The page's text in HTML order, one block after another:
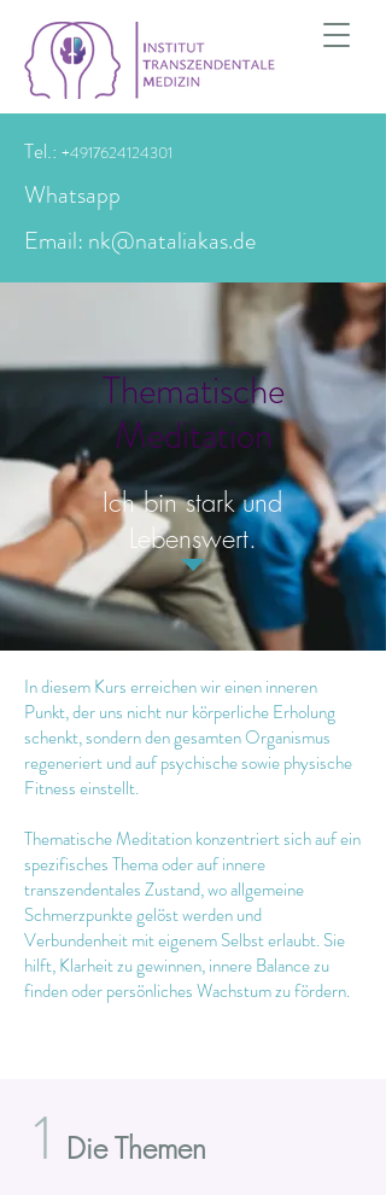
Tel.: +4917624124301
Whatsapp
Email: nk@nataliakas.de
Thematische
Meditation
Ich bin stark und
Lebenswert.
In diesem Kurs erreichen wir einen inneren
Punkt, der uns nicht nur körperliche Erholung
schenkt, sondern den gesamten Organismus
regeneriert und auf psychische sowie physische
Fitness einstellt.
Thematische Meditation konzentriert sich auf ein
spezifisches Thema oder auf innere
transzendentales Zustand, wo allgemeine
Schmerzpunkte gelöst werden und
Verbundenheit mit eigenem Selbst erlaubt. Sie
hilft, Klarheit zu gewinnen, innere Balance zu
finden oder persönliches Wachstum zu fördern.
1 Die Themen